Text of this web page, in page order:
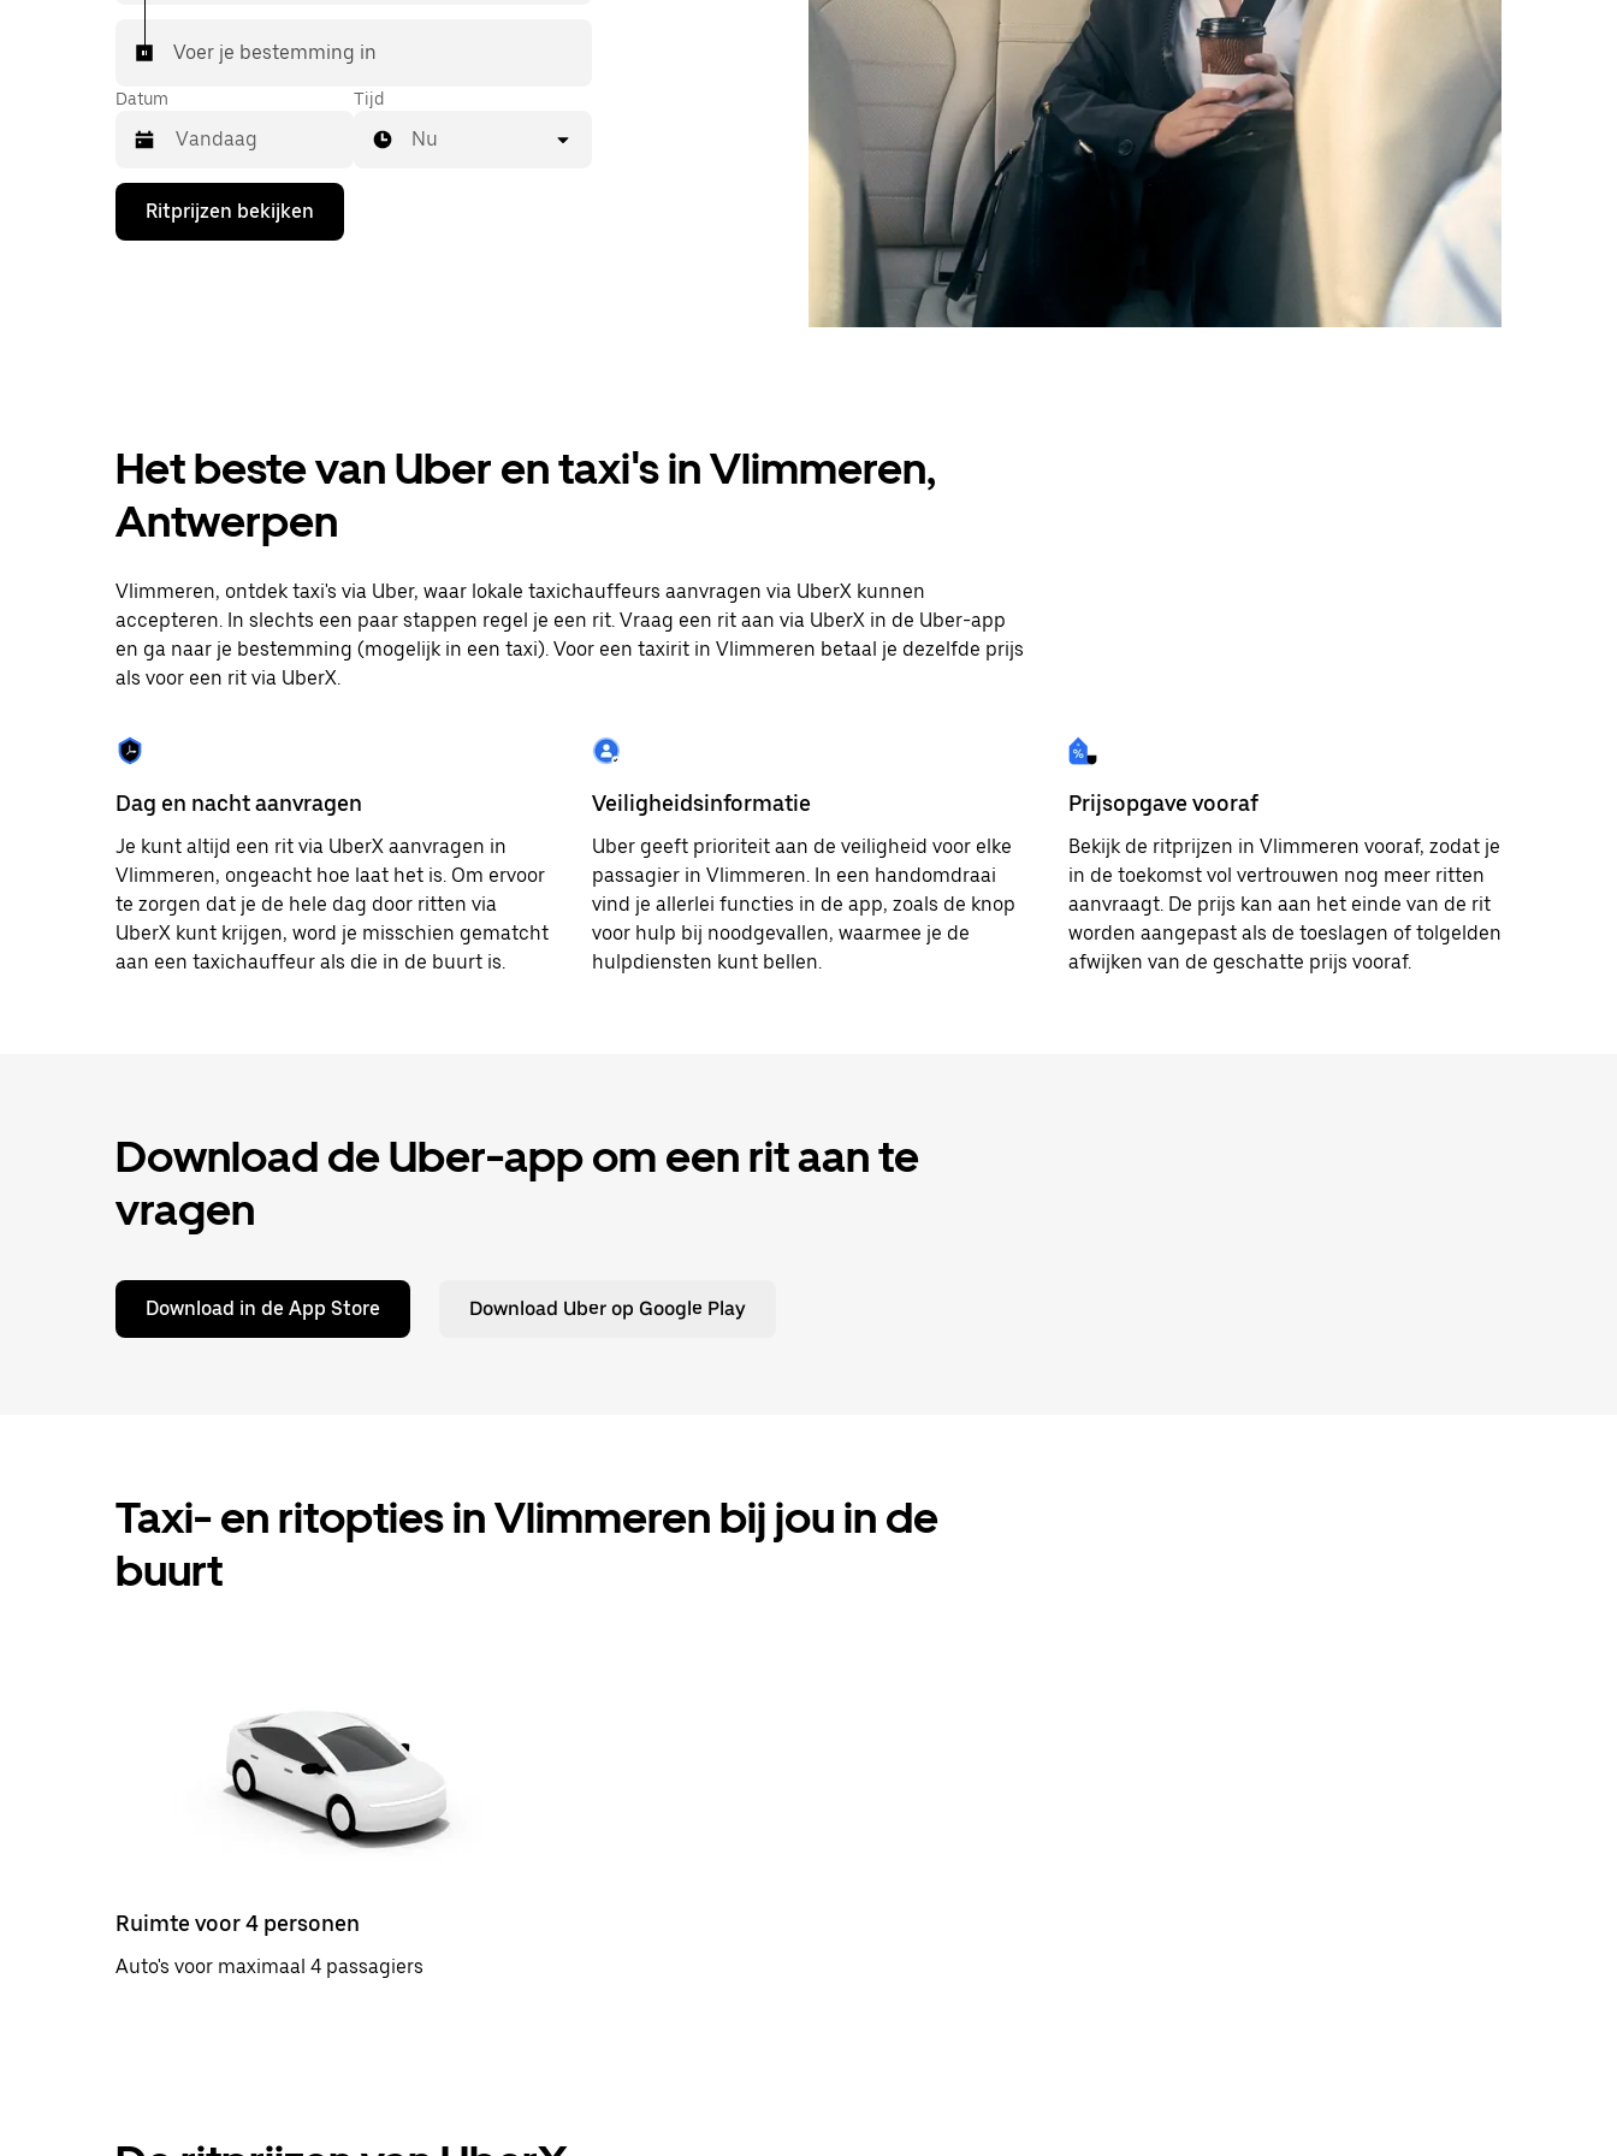
Voer je bestemming in
Datum
Druk
de
datum
te
Druk
om
agenda
te
sluiten.
Tijd
Nu
Ritprijzen bekijken
Het beste van Uber en taxi's in Vlimmeren,
Antwerpen
Vlimmeren, ontdek taxi's via Uber, waar lokale taxichauffeurs aanvragen via UberX kunnen
accepteren. In slechts een paar stappen regel je een rit. Vraag een rit aan via UberX in de Uber-app
en ga naar je bestemming (mogelijk in een taxi). Voor een taxirit in Vlimmeren betaal je dezelfde prijs
als voor een rit via UberX.
Dag en nacht aanvragen
Je kunt altijd een rit via UberX aanvragen in
Vlimmeren, ongeacht hoe laat het is. Om ervoor
te zorgen dat je de hele dag door ritten via
UberX kunt krijgen, word je misschien gematcht
aan een taxichauffeur als die in de buurt is.
Veiligheidsinformatie
Uber geeft prioriteit aan de veiligheid voor elke
passagier in Vlimmeren. In een handomdraai
vind je allerlei functies in de app, zoals de knop
voor hulp bij noodgevallen, waarmee je de
hulpdiensten kunt bellen.
Prijsopgave vooraf
Bekijk de ritprijzen in Vlimmeren vooraf, zodat je
in de toekomst vol vertrouwen nog meer ritten
aanvraagt. De prijs kan aan het einde van de rit
worden aangepast als de toeslagen of tolgelden
afwijken van de geschatte prijs vooraf.
Download de Uber-app om een rit aan te
vragen
Download in de App Store Download Uber op Google Play
Taxi- en ritopties in Vlimmeren bij jou in de
buurt
Ruimte voor 4 personen
Auto's voor maximaal 4 passagiers